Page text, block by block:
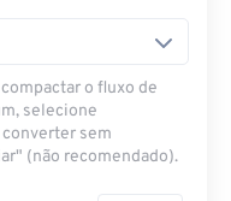
o fluxo de
selecione
sem
(não recomendado).